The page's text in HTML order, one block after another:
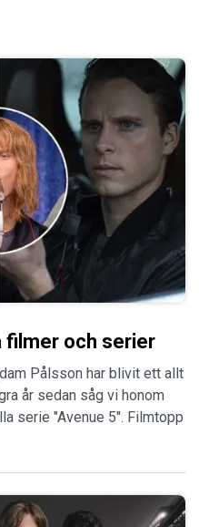
filmer och serier
Pålsson har blivit ett allt
år sedan såg vi honom
serie "Avenue 5". Filmtopp